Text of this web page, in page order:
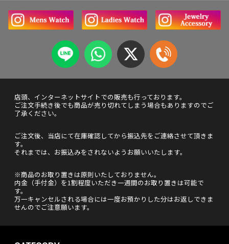
店頭、インターネットサイトでの販売も行っております。
ご注文手続き後でも商品が売り切れてしまう場合もありますのでご
了承ください。
ご注文後、当店にて在庫確認してから振込先をご連絡させて頂きま
す。
それまでは、お振込みをされないようお願いいたします。
※商品のお取り置きは原則いたしておりません。
内金（手付金）を1割程度いただき一週間のお取り置きは可能で
す。
万一キャンセルされる場合には一度お預かりした分はお返しできま
せんのでご注意願います。